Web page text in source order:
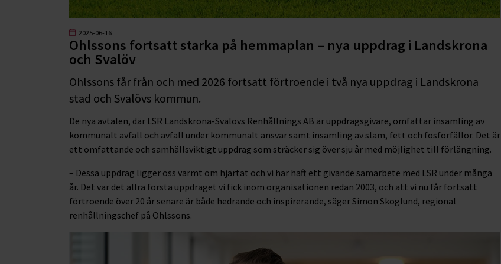
2025-06-16
Ohlssons fortsatt starka på hemmaplan – nya uppdrag i Landskrona
och Svalöv
Ohlssons får från och med 2026 fortsatt förtroende i två nya uppdrag i Landskrona
stad och Svalövs kommun.
De nya avtalen, där LSR Landskrona-Svalövs Renhållnings AB är uppdragsgivare, omfattar insamling av
kommunalt avfall och avfall under kommunalt ansvar samt insamling av slam, fett och fosforfällor. Det är
ett omfattande och samhällsviktigt uppdrag som sträcker sig över sju år med möjlighet till förlängning.
– Dessa uppdrag ligger oss varmt om hjärtat och vi har haft ett givande samarbete med LSR under många
år. Det var det allra första uppdraget vi fick inom organisationen redan 2003, och att vi nu får fortsatt
förtroende över 20 år senare är både hedrande och inspirerande, säger Simon Skoglund, regional
renhållningschef på Ohlssons.